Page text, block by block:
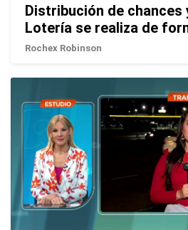
Distribución de chances
Lotería se realiza de
Rochex Robinson